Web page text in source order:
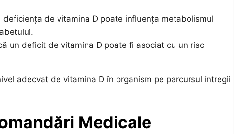
deficiența de vitamina D poate influența metabolismul
un deficit de vitamina D poate fi asociat cu un risc
adecvat de vitamina D în organism pe parcursul întregii
Medicale